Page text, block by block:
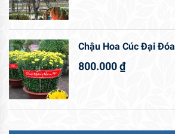
Chậu Hoa Cúc Đại Đóa
800.000₫